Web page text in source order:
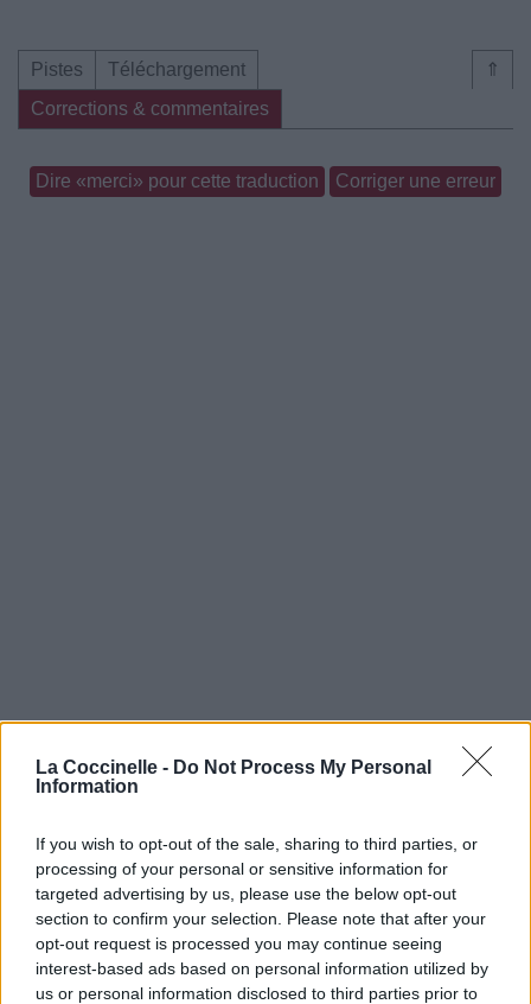
La Coccinelle - Do Not Process My Personal
Information
If you wish to opt-out of the sale, sharing to third parties, or
processing of your personal or sensitive information for
targeted advertising by us, please use the below opt-out
section to confirm your selection. Please note that after your
opt-out request is processed you may continue seeing
interest-based ads based on personal information utilized by
us or personal information disclosed to third parties prior to
⇑
Pistes
Téléchargement
Corrections & commentaires
Dire «merci» pour cette traduction Corriger une erreur